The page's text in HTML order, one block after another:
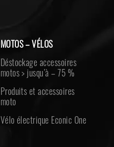
MOTOS – VÉLOS
Déstockage accessoires
motos > jusqu’à – 75 %
Produits et accessoires
moto
Vélo électrique Econic One